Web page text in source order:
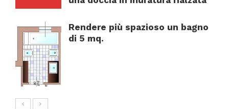
Rendere più spazioso un bagno
di 5 mq.